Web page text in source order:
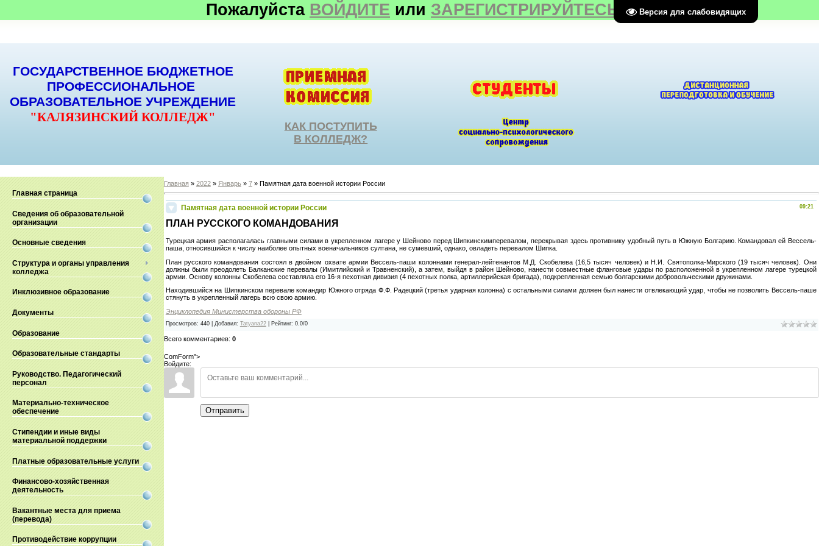
Версия для слабовидящих
Пожалуйста ВОЙДИТЕ или ЗАРЕГИСТРИРУЙТЕСЬ
ГОСУДАРСТВЕННОЕ БЮДЖЕТНОЕ
ПРОФЕССИОНАЛЬНОЕ
ОБРАЗОВАТЕЛЬНОЕ УЧРЕЖДЕНИЕ
"КАЛЯЗИНСКИЙ КОЛЛЕДЖ"
КАК ПОСТУПИТЬ
В КОЛЛЕДЖ?
Главная страница
Сведения об образовательной
организации
Основные сведения
Структура и органы управления
колледжа
Инклюзивное образование
Документы
Образование
Образовательные стандарты
Руководство. Педагогический
персонал
Материально-техническое
обеспечение
Стипендии и иные виды
материальной поддержки
Платные образовательные услуги
Финансово-хозяйственная
деятельность
Вакантные места для приема
(перевода)
Противодействие коррупции
Главная» 2022 » Январь » 7» Памятная дата военной истории России
09:21
Памятная дата военной истории России
ПЛАН РУССКОГО КОМАНДОВАНИЯ
Турецкая армия располагалась главными силами в укрепленном лагере у Шейново перед Шипкинскимперевалом, перекрывая здесь противнику удобный путь в Южную Болгарию. Командовал ей Вессель-
паша, относившийся к числу наиболее опытных военачальников султана, не сумевший, однако, овладеть перевалом Шипка.
План русского командования состоял в двойном охвате армии Вессель-паши колоннами генерал-лейтенантов М.Д. Скобелева (16,5 тысяч человек) и Н.И. Святополка-Мирского (19 тысяч человек). Они
должны были преодолеть Балканские перевалы (Имитлийский и Травненский), а затем, выйдя в район Шейново, нанести совместные фланговые удары по расположенной в укрепленном лагере турецкой
армии. Основу колонны Скобелева составляла его 16-я пехотная дивизия (4 пехотных полка, артиллерийская бригада), подкрепленная семью болгарскими добровольческими дружинами.
Находившийся на Шипкинском перевале командир Южного отряда Ф.Ф. Радецкий (третья ударная колонна) с остальными силами должен был нанести отвлекающий удар, чтобы не позволить Вессель-паше
стянуть в укрепленный лагерь всю свою армию.
Энциклопедия Министерства обороны РФ
Просмотров: 440| Добавил: Tatyana22 Рейтинг: 0.0/0
Всего комментариев: 0
ComForm">
Войдите:
Отправить